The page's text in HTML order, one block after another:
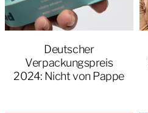
Deutscher
Verpackungspreis
2024: Nicht von Pappe